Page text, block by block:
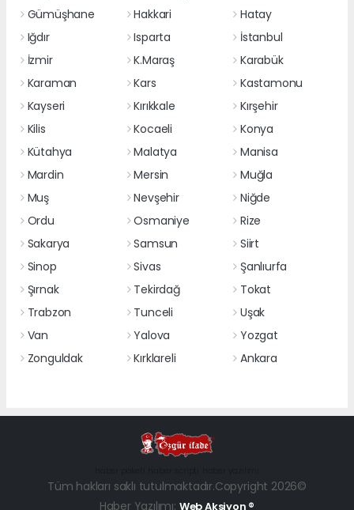
Gümüşhane
Hakkari
Hatay
Iğdır
Isparta
İstanbul
İzmir
K.Maraş
Karabük
Karaman
Kars
Kastamonu
Kayseri
Kırıkkale
Kırşehir
Kilis
Kocaeli
Konya
Kütahya
Malatya
Manisa
Mardin
Mersin
Muğla
Muş
Nevşehir
Niğde
Ordu
Osmaniye
Rize
Sakarya
Samsun
Siirt
Sinop
Sivas
Şanlıurfa
Şırnak
Tekirdağ
Tokat
Trabzon
Tunceli
Uşak
Van
Yalova
Yozgat
Zonguldak
Kırklareli Ankara
Tüm hakları saklı tutulmaktadır.Copyright 2026©
Haber Yazılımı: Web Aksiyon ®